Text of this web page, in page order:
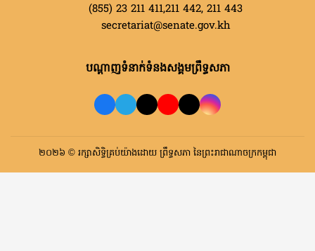
(855) 23 211 411,211 442, 211 443
secretariat@senate.gov.kh
បណ្តាញទំនាក់ទំនងសង្គមព្រឹទ្ធសភា
២០២៦ © រក្សាសិទ្ធិគ្រប់យ៉ាងដោយ ព្រឹទ្ធសភា នៃព្រះរាជាណាចក្រកម្ពុជា